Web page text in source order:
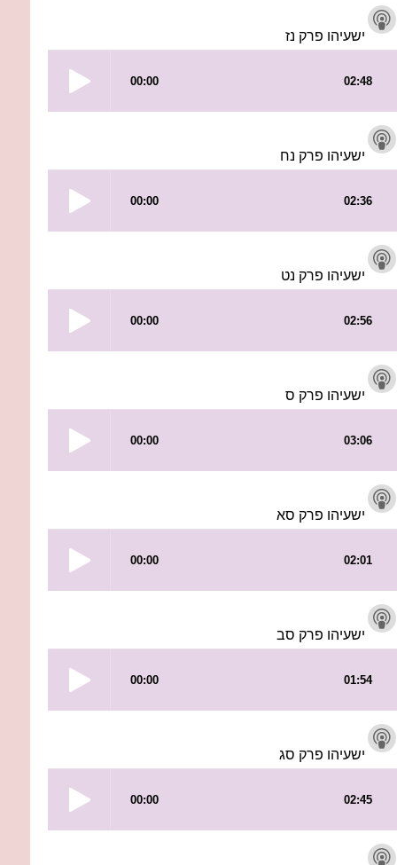
ישעיהו פרק נז
ישעיהו פרק נח
ישעיהו פרק נט
ישעיהו פרק ס
ישעיהו פרק סא
ישעיהו פרק סב
ישעיהו פרק סג